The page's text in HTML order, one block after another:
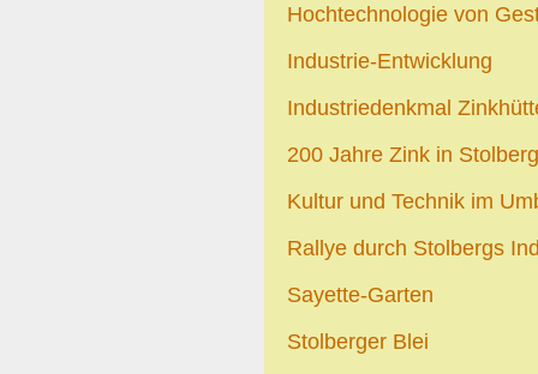
Hochtechnologie von
Industrie-Entwicklung
Industriedenkmal
200 Jahre Zink in Stolberg
Kultur und Technik im
Rallye durch Stolbergs
Sayette-Garten
Stolberger Blei